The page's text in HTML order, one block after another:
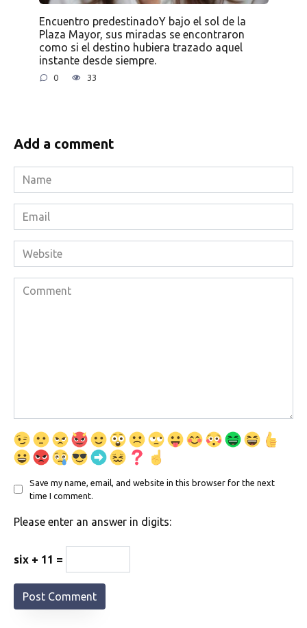
Encuentro predestinadoY bajo el sol de la
Plaza Mayor, sus miradas se encontraron
como si el destino hubiera trazado aquel
instante desde siempre.
0 33
Add a comment
Name
*
Email
*
Website
Comment
Save my name, email, and website in this browser for the next
time I comment.
Please enter an answer in digits:
six + 11 =